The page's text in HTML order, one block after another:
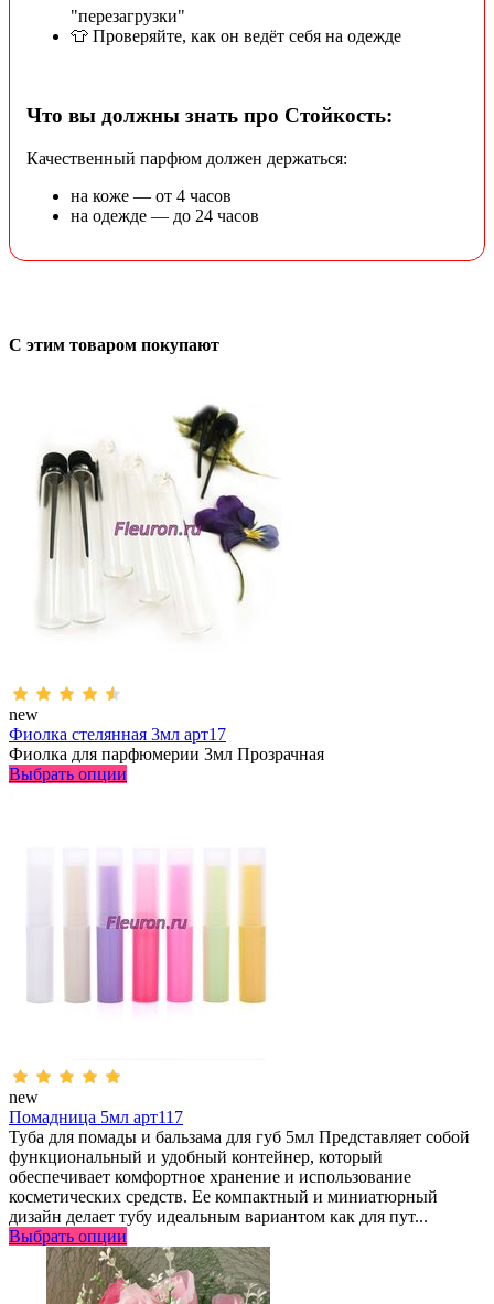
"перезагрузки"
👕 Проверяйте, как он ведёт себя на одежде
Что вы должны знать про Стойкость:
Качественный парфюм должен держаться:
на коже — от 4 часов
на одежде — до 24 часов
С этим товаром покупают
new
Фиолка стелянная 3мл арт17
Фиолка для парфюмерии 3мл Прозрачная
Выбрать опции
new
Помадница 5мл арт117
Туба для помады и бальзама для губ 5мл Представляет собой
функциональный и удобный контейнер, который
обеспечивает комфортное хранение и использование
косметических средств. Ее компактный и миниатюрный
дизайн делает тубу идеальным вариантом как для пут...
Выбрать опции